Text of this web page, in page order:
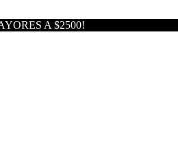
A $2500!